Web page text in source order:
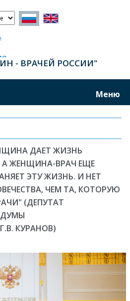
- ВРАЧЕЙ РОССИИ"
Меню
ДАЕТ ЖИЗНЬ
А ЖЕНЩИНА-ВРАЧ ЕЩЕ
ЭТУ ЖИЗНЬ. И НЕТ
ЧЕМ ТА, КОТОРУЮ
(ДЕПУТАТ
КУРАНОВ)